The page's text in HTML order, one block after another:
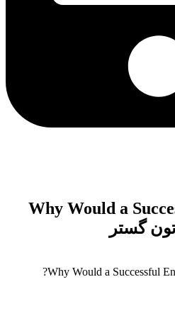
Why Would a
Why Would a Successful